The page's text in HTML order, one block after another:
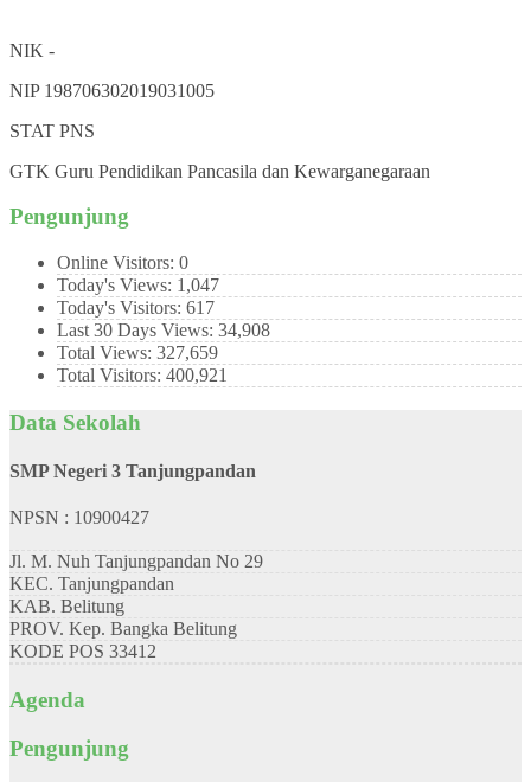
NIK -
NIP 198706302019031005
STAT PNS
GTK Guru Pendidikan Pancasila dan Kewarganegaraan
Pengunjung
Online Visitors: 0
Today's Views: 1,047
Today's Visitors: 617
Last 30 Days Views: 34,908
Total Views: 327,659
Total Visitors: 400,921
Data Sekolah
SMP Negeri 3 Tanjungpandan
NPSN : 10900427
Jl. M. Nuh Tanjungpandan No 29
KEC. Tanjungpandan
KAB. Belitung
PROV. Kep. Bangka Belitung
KODE POS 33412
Agenda
Pengunjung